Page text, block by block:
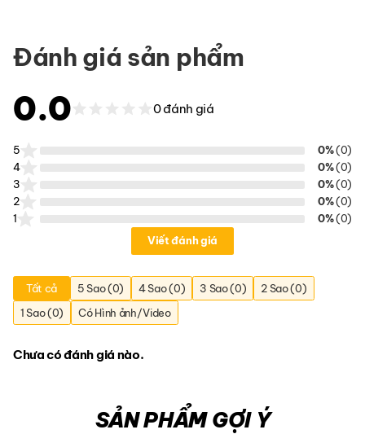
Đánh giá sản phẩm
0.0 0 đánh giá
5 0%(0)
4
0%(0)
3
0%(0)
2
0%(0)
1
0%(0)
Viết đánh giá
Tất cả 5 Sao (0) 4 Sao (0) 3 Sao (0)
2 Sao (0)
1 Sao (0)
Có Hình ảnh/Video
Chưa có đánh giá nào.
SẢN PHẨM GỢI Ý